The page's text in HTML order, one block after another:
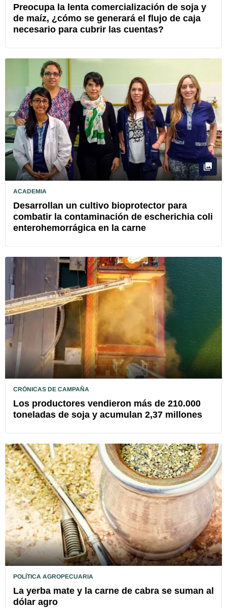
Preocupa la lenta comercialización de soja y
de maíz, ¿cómo se generará el flujo de caja
necesario para cubrir las cuentas?
ACADEMIA
Desarrollan un cultivo bioprotector para
combatir la contaminación de escherichia coli
enterohemorrágica en la carne
CRÓNICAS DE CAMPAÑA
Los productores vendieron más de 210.000
toneladas de soja y acumulan 2,37 millones
POLÍTICA AGROPECUARIA
La yerba mate y la carne de cabra se suman al
dólar agro